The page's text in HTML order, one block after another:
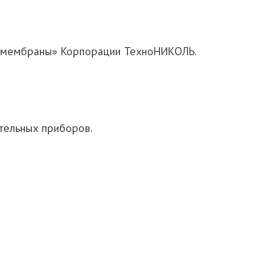
мембраны» Корпорации ТехноНИКОЛЬ.
приборов.